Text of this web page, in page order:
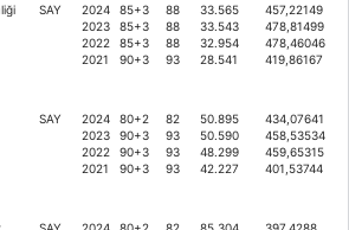
SAY
2024
2023
2022
2021
85+3
85+3
85+3
90+3
88
88
88
93
33.565
33.543
32.954
28.541
457,22149
478,81499
478,46046
419,86167
SAY
2024
2023
2022
2021
80+2
90+3
90+3
90+3
82
93
93
93
50.895
50.590
48.299
42.227
434,07641
458,53534
459,65315
401,53744